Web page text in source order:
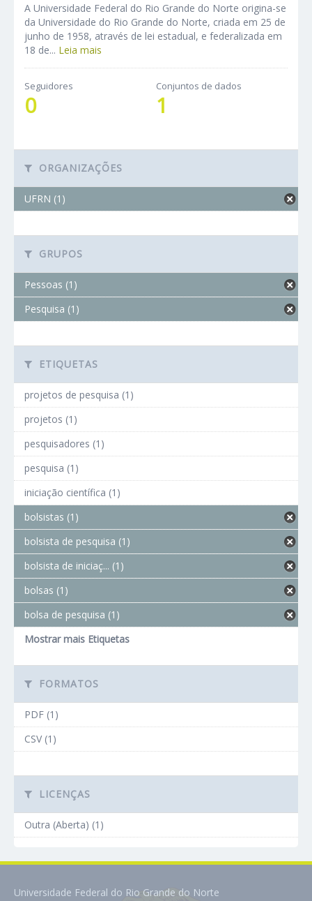
A Universidade Federal do Rio Grande do Norte origina-se
da Universidade do Rio Grande do Norte, criada em 25 de
junho de 1958, através de lei estadual, e federalizada em
18 de... Leia mais
Seguidores
0
Conjuntos de dados
1
ORGANIZAÇÕES
UFRN (1)
GRUPOS
Pessoas (1)
Pesquisa (1)
ETIQUETAS
projetos de pesquisa (1)
projetos (1)
pesquisadores (1)
pesquisa (1)
iniciação científica (1)
bolsistas (1)
bolsista de pesquisa (1)
bolsista de iniciaç... (1)
bolsas (1)
bolsa de pesquisa (1)
Mostrar mais Etiquetas
FORMATOS
PDF (1)
CSV (1)
LICENÇAS
Outra (Aberta) (1)
Universidade Federal do Rio Grande do Norte